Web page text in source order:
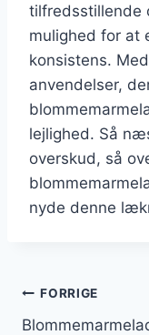
tilfredsstillende
mulighed for at
konsistens.
anvendelser,
lejlighed. Så
overskud, så
nyde denne
FORRIGE